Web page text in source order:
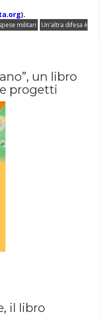
).
militari
Un'altra difesa è
un libro
progetti
il libro